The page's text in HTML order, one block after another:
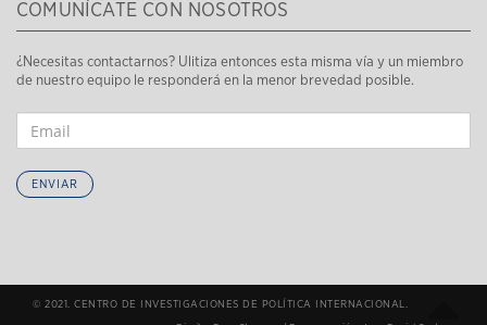
COMUNÍCATE CON NOSOTROS
¿Necesitas contactarnos? Ulitiza entonces esta misma vía y un miembro
de nuestro equipo le responderá en la menor brevedad posible.
ENVIAR
© 2021. CENTRO DE INVESTIGACIONES DE POLÍTICA INTERNACIONAL.